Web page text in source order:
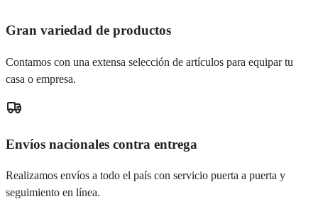
Gran variedad de productos
Contamos con una extensa selección de artículos para equipar tu
casa o empresa.
Envíos nacionales contra entrega
Realizamos envíos a todo el país con servicio puerta a puerta y
seguimiento en línea.